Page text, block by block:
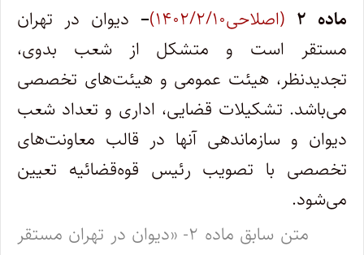
ماده ۲ (اصلاحی۱۴۰۲/۲/۱۰) – دیوان در تهران
مستقر است و متشکل از شعب بدوی،
تجدیدنظر، هیئت عمومی و هیئت‌های تخصصی
می‌باشد. تشکیلات قضایی، اداری و تعداد شعب
دیوان و سازماندهی آنها در قالب معاونت‌های
تخصصی با تصویب رئیس قوه‌قضائیه تعیین
می‌شود.
متن سابق ماده ۲- «دیوان در تهران مستقر